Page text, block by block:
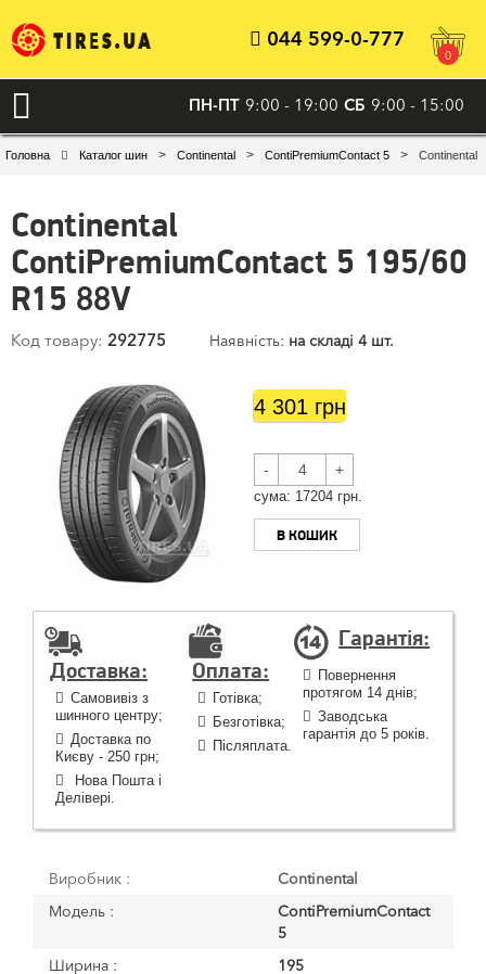
044 599-0-777
0
ПН-ПТ 9:00 - 19:00 СБ 9:00 - 15:00
Головна Каталог шин > Continental > ContiPremiumContact 5 > Continental
Continental
ContiPremiumContact 5 195/60
R15 88V
Код товару: 292775 Наявність: на складі 4 шт.
4 301 грн
- +
сума: 17204 грн.
В КОШИК
Доставка:
Самовивіз з
шинного центру;
Доставка по
Києву - 250 грн;
Нова Пошта і
Делівері.
Оплата:
Готівка;
Безготівка;
Післяплата.
Гарантія:
Повернення
протягом 14 днів;
Заводська
гарантія до 5 років.
Виробник :
Continental
Модель :
ContiPremiumContact
5
Ширина :
195